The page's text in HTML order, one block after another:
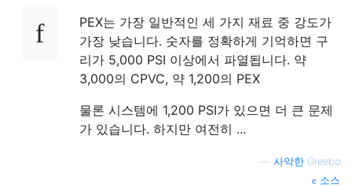
PEX는 가장 일반적인 세 ​​가지 재료 중 강도가
가장 낮습니다. 숫자를 정확하게 기억하면 구
리가 5,000 PSI 이상에서 파열됩니다. 약
3,000의 CPVC, 약 1,200의 PEX
물론 시스템에 1,200 PSI가 있으면 더 큰 문제
가 있습니다. 하지만 여전히 ...
사악한 Greebo
소스